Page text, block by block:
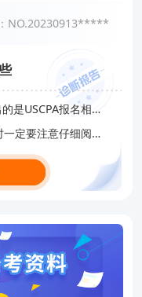
本网站合法授权的，应
”字样进行删减、替换
律责任。 本网站的部分
本网站转载的目的在于
其描述，本网站不对其
权等问题，请与本网站
，本网站核实
NO.20230913*****
【问题分析】您好，您所提出的是USCPA报名相关的问题
【解决方案】在报考USCPA时一定要注意仔细阅读官方网站中的考试报名通知和相关规定，确保自己符合报考条件并按照规定的程序和步骤进行报名和缴费。